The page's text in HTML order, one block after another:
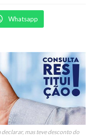
Whatsapp
mas teve desconto do